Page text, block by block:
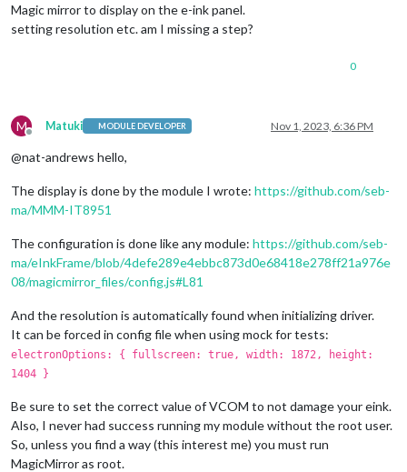
Magic mirror to display on the e-ink panel.
setting resolution etc. am I missing a step?
0
M
Offline
Matuki MODULE DEVELOPER Nov 1, 2023, 6:36 PM
@nat-andrews hello,
The display is done by the module I wrote: https://github.com/seb-
ma/MMM-IT8951
The configuration is done like any module: https://github.com/seb-
ma/eInkFrame/blob/4defe289e4ebbc873d0e68418e278ff21a976e
08/magicmirror_files/config.js#L81
And the resolution is automatically found when initializing driver.
It can be forced in config file when using mock for tests:
electronOptions: { fullscreen: true, width: 1872, height:
1404 }
Be sure to set the correct value of VCOM to not damage your eink.
Also, I never had success running my module without the root user.
So, unless you find a way (this interest me) you must run
MagicMirror as root.